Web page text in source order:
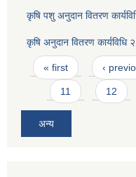
कृषि पशु अनुदान वितरण
कृषि अनुदान वितरण
Pages
« first ‹
11 12
अन्य